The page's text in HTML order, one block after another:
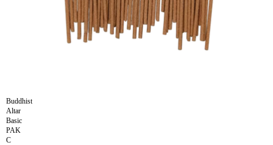
Buddhist
Altar
Basic
PAK
C